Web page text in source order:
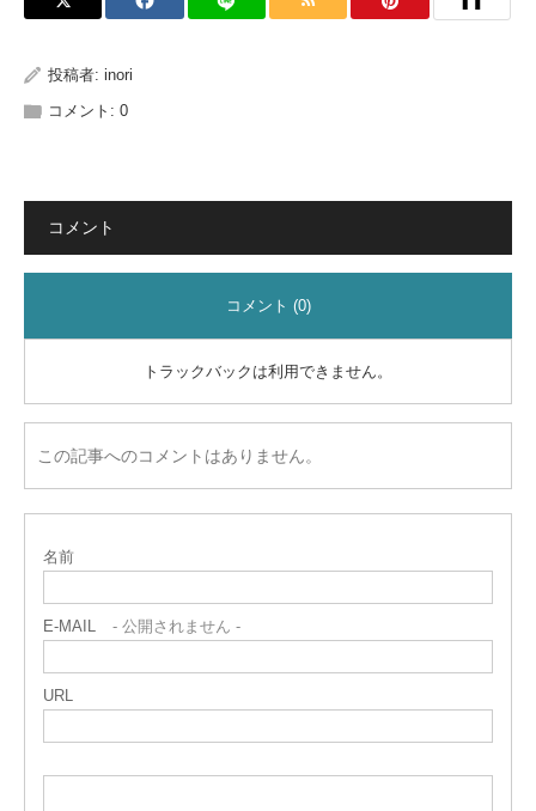
投稿者: inori
コメント: 0
コメント
コメント (0)
トラックバックは利用できません。
この記事へのコメントはありません。
名前
E-MAIL - 公開されません -
URL